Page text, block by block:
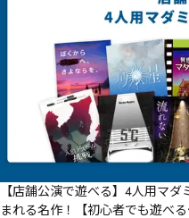
【店舗公演で遊べる】4人用マ
まれる名作！【初心者でも遊べる